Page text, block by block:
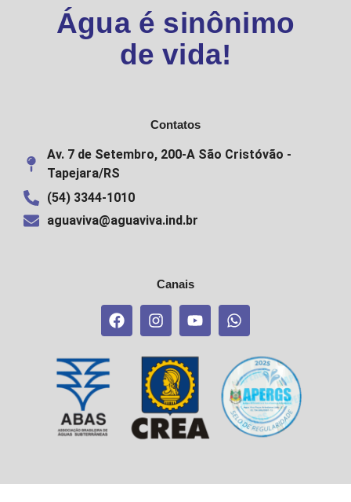
Água é sinônimo
de vida!
Contatos
Av. 7 de Setembro, 200-A São Cristóvão -
Tapejara/RS
(54) 3344-1010
aguaviva@aguaviva.ind.br
Canais